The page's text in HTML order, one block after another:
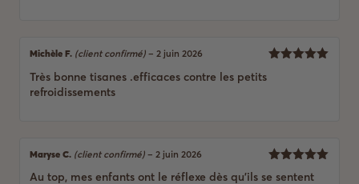
Michèle F. (client confirmé) – 2 juin 2026
Très bonne tisanes .efficaces contre les petits
refroidissements
Maryse C. (client confirmé) – 2 juin 2026
Au top, mes enfants ont le réflexe dès qu’ils se sentent